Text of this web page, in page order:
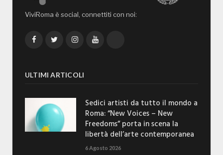
ViviRoma è social, connettiti con noi:
FacebookTwitterInstagramYouTube
ULTIMI ARTICOLI
Sedici artisti da tutto il mondo a
Roma: “New Voices – New
Freedoms” porta in scena la
libertà dell’arte contemporanea
6 Agosto 2026